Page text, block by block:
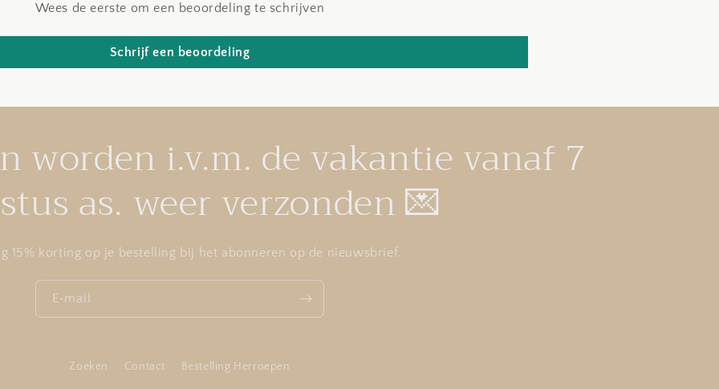
Wees de eerste om een beoordeling te schrijven
Schrijf een beoordeling
worden i.v.m. de vakantie vanaf 7
as. weer verzonden 💌
15% korting op je bestelling bij het abonneren op de nieuwsbrief.
E‑mail
Zoeken Contact Bestelling Herroepen